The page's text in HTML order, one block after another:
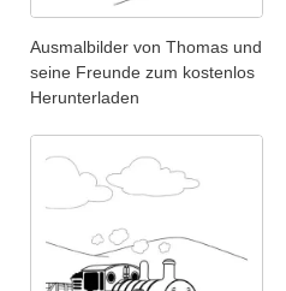
Ausmalbilder von Thomas und
seine Freunde zum kostenlos
Herunterladen